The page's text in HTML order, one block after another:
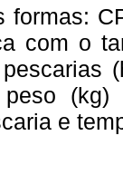
formas:
com o
e